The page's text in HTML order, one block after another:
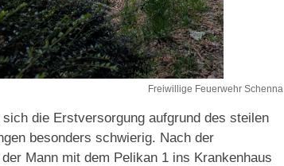
Freiwillige Feuerwehr Schenna
die Erstversorgung aufgrund des steilen
besonders schwierig. Nach der
Mann mit dem Pelikan 1 ins Krankenhaus